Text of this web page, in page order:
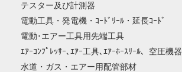
テスター及び計測器
電動工具・発電機・ｺｰﾄﾞﾘｰﾙ・延長ｺｰﾄﾞ
電動･エアー工具用先端工具
ｴｱｰｺﾝﾌﾟﾚｯｻｰ､ｴｱｰ工具､ｴｱｰﾎｰｽﾘｰﾙ、空圧機器
水道・ガス・エアー用配管部材